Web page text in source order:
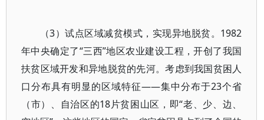
（3）试点区域减贫模式，实现异地脱贫。1982
年中央确定了“三西”地区农业建设工程，开创了我国
扶贫区域开发和异地脱贫的先河。考虑到我国贫困人
口分布具有明显的区域特征——集中分布于23个省
（市）、自治区的18片贫困山区，即“老、少、边、